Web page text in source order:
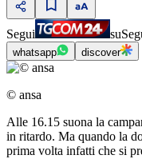
Segui su
whatsapp discover
© ansa
Alle 16.15 suona la
in ritardo. Ma quando la
prima volta infatti che si